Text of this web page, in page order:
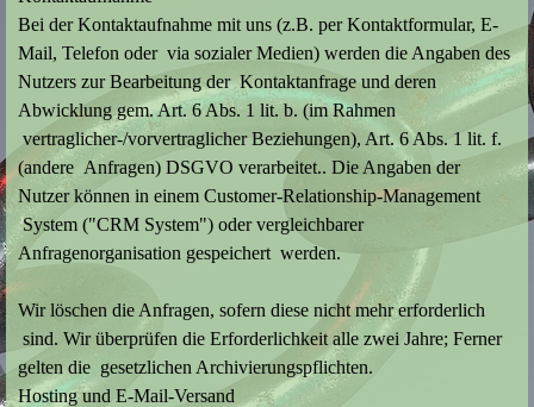
Bei der Kontaktaufnahme mit uns (z.B. per Kontaktformular, E-
Mail, Telefon oder via sozialer Medien) werden die Angaben des
Nutzers zur Bearbeitung der Kontaktanfrage und deren
Abwicklung gem. Art. 6 Abs. 1 lit. b. (im Rahmen
vertraglicher-/vorvertraglicher Beziehungen), Art. 6 Abs. 1 lit. f.
(andere Anfragen) DSGVO verarbeitet.. Die Angaben der
Nutzer können in einem Customer-Relationship-Management
System ("CRM System") oder vergleichbarer
Anfragenorganisation gespeichert werden.
Wir löschen die Anfragen, sofern diese nicht mehr erforderlich
sind. Wir überprüfen die Erforderlichkeit alle zwei Jahre; Ferner
gelten die gesetzlichen Archivierungspflichten.
Hosting und E-Mail-Versand